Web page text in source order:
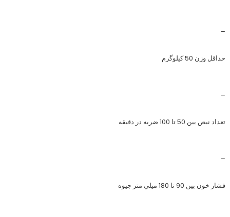
–
حداقل وزن 50 كيلوگرم
–
تعداد نبض بين 50 تا 100 ضربه در دقيقه
–
فشار خون بين 90 تا 180 ميلي متر جيوه